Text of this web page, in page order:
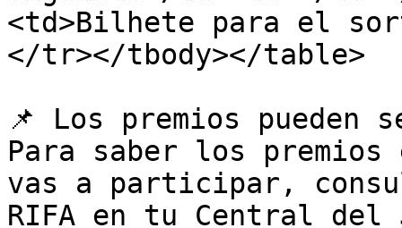
<td>Bilhete para el
</tr></tbody></table>
📌 Los premios pueden
Para saber los premios
vas a participar,
RIFA en tu Central del